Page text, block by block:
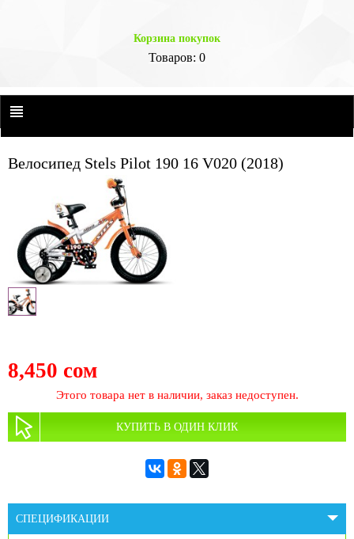
Корзина покупок
Товаров: 0
Велосипед Stels Pilot 190 16 V020 (2018)
8,450 сом
Этого товара нет в наличии, заказ недоступен.
КУПИТЬ В ОДИН КЛИК
СПЕЦИФИКАЦИИ